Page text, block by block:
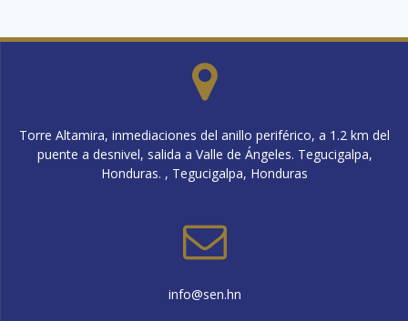
Torre Altamira, inmediaciones del anillo periférico, a 1.2 km del
puente a desnivel, salida a Valle de Ángeles. Tegucigalpa,
Honduras. , Tegucigalpa, Honduras
info@sen.hn